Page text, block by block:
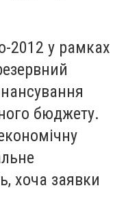
2012 у рамках
бюджету.
хоча заявки